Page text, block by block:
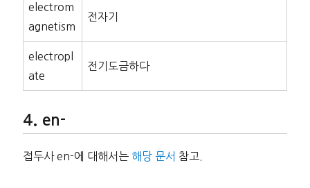
electrom
agnetism
전자기
electropl
ate
전기도금하다
en-
접두사 en-에 대해서는 해당 문서 참고.